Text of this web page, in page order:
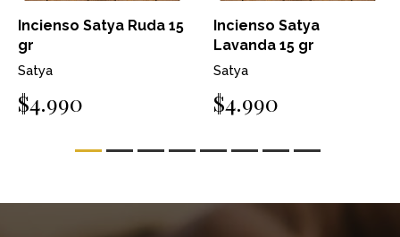
Incienso Satya Ruda 15
gr
Satya
$4.990
Incienso Satya
Lavanda 15 gr
Satya
$4.990